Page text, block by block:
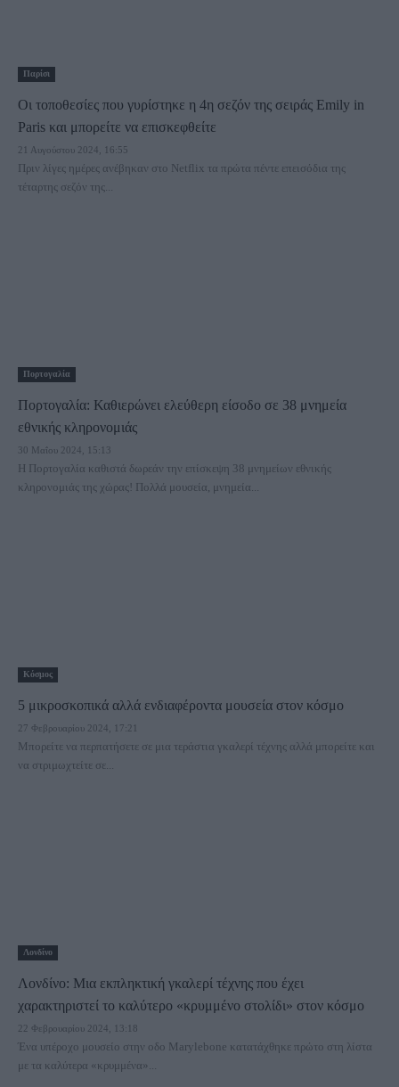
Παρίσι
Οι τοποθεσίες που γυρίστηκε η 4η σεζόν της σειράς Emily in
Paris και μπορείτε να επισκεφθείτε
21 Αυγούστου 2024, 16:55
Πριν λίγες ημέρες ανέβηκαν στο Netflix τα πρώτα πέντε επεισόδια της
τέταρτης σεζόν της...
Πορτογαλία
Πορτογαλία: Καθιερώνει ελεύθερη είσοδο σε 38 μνημεία
εθνικής κληρονομιάς
30 Μαΐου 2024, 15:13
Η Πορτογαλία καθιστά δωρεάν την επίσκεψη 38 μνημείων εθνικής
κληρονομιάς της χώρας! Πολλά μουσεία, μνημεία...
Κόσμος
5 μικροσκοπικά αλλά ενδιαφέροντα μουσεία στον κόσμο
27 Φεβρουαρίου 2024, 17:21
Μπορείτε να περπατήσετε σε μια τεράστια γκαλερί τέχνης αλλά μπορείτε και
να στριμωχτείτε σε...
Λονδίνο
Λονδίνο: Μια εκπληκτική γκαλερί τέχνης που έχει
χαρακτηριστεί το καλύτερο «κρυμμένο στολίδι» στον κόσμο
22 Φεβρουαρίου 2024, 13:18
Ένα υπέροχο μουσείο στην οδο Marylebone κατατάχθηκε πρώτο στη λίστα
με τα καλύτερα «κρυμμένα»...